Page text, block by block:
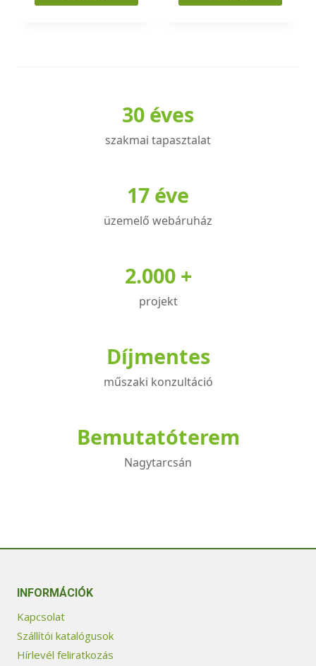
30 éves
szakmai tapasztalat
17 éve
üzemelő webáruház
2.000 +
projekt
Díjmentes
műszaki konzultáció
Bemutatóterem
Nagytarcsán
INFORMÁCIÓK
Kapcsolat
Szállítói katalógusok
Hírlevél feliratkozás